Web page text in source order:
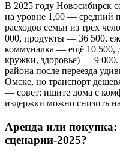
В 2025 году Новосибирск
на уровне 1,00 — средний
расходов семьи из трёх
000, продукты — 36 500,
коммуналка — ещё 10 500,
кружки, здоровье) — 9
района после переезда
Омске, но транспорт
— совет: ищите дома с
издержки можно снизить
Аренда или
сценарии-2025?